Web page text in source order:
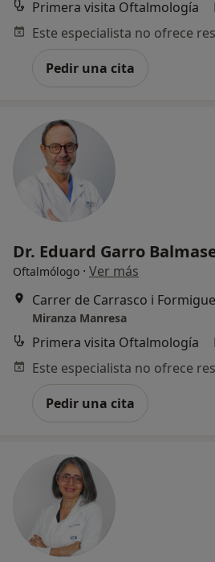
Primera visita Oftalmología
Pedir una cita
Dr. Eduard Garro
Oftalmólogo · Ver más
Miranza Manresa
Primera visita Oftalmología
Pedir una cita